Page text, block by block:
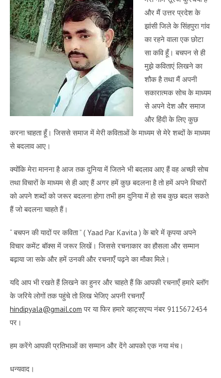
और मैं उत्तर प्रदेश के
झांसी जिले के सिंहपुरा गांव
का रहने वाला एक छोटा
सा कवि हूँ। बचपन से ही
मुझे कविताएं लिखने का
शौक है तथा मैं अपनी
सकारात्मक सोच के माध्यम
से अपने देश और समाज
और हिंदी के लिए कुछ
करना चाहता हूँ। जिससे समाज में मेरी कविताओं के माध्यम से मेरे शब्दों के माध्यम
से बदलाव आए।
क्योंकि मेरा मानना है आज तक दुनिया में जितने भी बदलाव आए हैं वह अच्छी सोच
तथा विचारों के माध्यम से ही आए हैं अगर हमें कुछ बदलना है तो हमें अपने विचारों
को अपने शब्दों को जरूर बदलना होगा तभी हम दुनिया में हो सब कुछ बदल सकते
हैं जो बदलना चाहते हैं।
“बचपन की यादों पर कविता” ( Yaad Par Kavita ) के बारे में कृपया अपने
विचार कमेंट बॉक्स में जरूर लिखें। जिससे रचनाकार का हौसला और सम्मान
बढ़ाया जा सके और हमें उनकी और रचनाएँ पढ़ने का मौका मिले।
यदि आप भी रखते हैं लिखने का हुनर और चाहते हैं कि आपकी रचनाएँ हमारे ब्लॉग
के जरिये लोगों तक पहुंचे तो लिख भेजिए अपनी रचनाएँ
hindipyala@gmail.com पर या फिर हमारे व्हाट्सएप्प नंबर 9115672434
पर।
हम करेंगे आपकी प्रतिभाओं का सम्मान और देंगे आपको एक नया मंच।
धन्यवाद।